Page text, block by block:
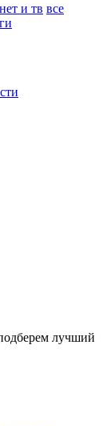
и тв все
лучший